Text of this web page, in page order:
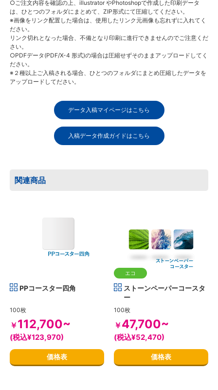
○ご注文内容を確認の上、illustrator やPhotoshopで作成した印刷データ
は、ひとつのフォルダにまとめて、ZIP形式にて圧縮してください。
※画像をリンク配置した場合は、使用したリンク元画像も忘れずに入れてく
ださい。
リンク切れとなった場合、不備となり印刷に進行できませんのでご注意くだ
さい。
○PDFデータ(PDF/X-4 形式)の場合は圧縮せずそのままアップロードしてく
ださい。
※２種以上ご入稿される場合、ひとつのフォルダにまとめ圧縮したデータを
アップロードしてださい。
データ入稿マイページはこちら
入稿データ作成ガイドはこちら
関連商品
PPコースター四角
100枚
￥112,700~
(税込¥123,970)
価格表
エコ
ストーンペーパーコースタ
ー
100枚
￥47,700~
(税込¥52,470)
価格表